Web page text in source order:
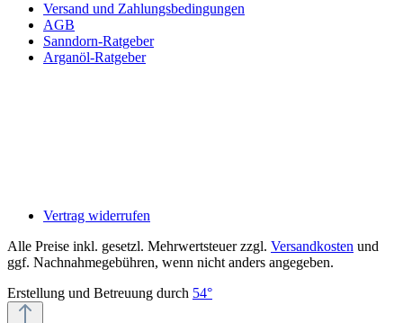
Versand und Zahlungsbedingungen
AGB
Sanndorn-Ratgeber
Arganöl-Ratgeber
Vertrag widerrufen
Alle Preise inkl. gesetzl. Mehrwertsteuer zzgl. Versandkosten und
ggf. Nachnahmegebühren, wenn nicht anders angegeben.
Erstellung und Betreuung durch 54°